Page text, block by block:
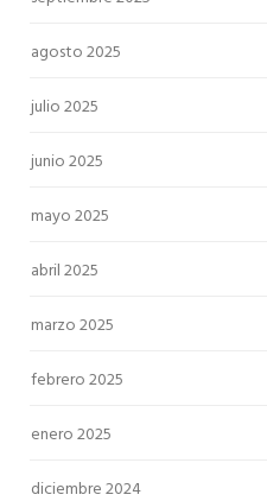
agosto 2025
julio 2025
junio 2025
mayo 2025
abril 2025
marzo 2025
febrero 2025
enero 2025
diciembre 2024